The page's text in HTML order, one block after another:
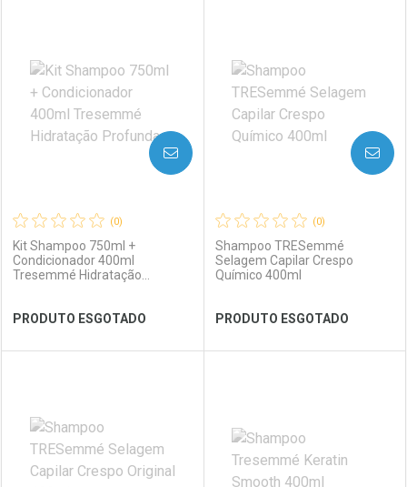
Laboratório
Ver Desconto Convênio
Por Menos Laboratório
Ver Desconto Convênio
Por Menos
(0)
Kit Shampoo 750ml +
Condicionador 400ml
Tresemmé Hidratação
PRODUTO ESGOTADO
AVISE-ME
Laboratório
Por Menos
(0)
Shampoo TRESemmé
Selagem Capilar Crespo
Químico 400ml
PRODUTO ESGOTADO
AVISE-ME
Laboratório
Por Menos